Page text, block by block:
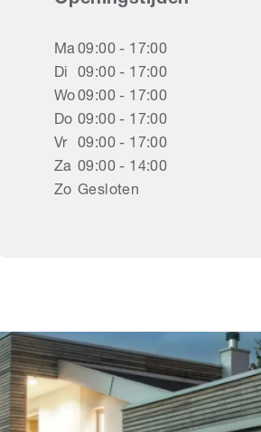
Ma09:00 - 17:00
Di
09:00 - 17:00
Wo09:00 - 17:00
Do 09:00 - 17:00
Vr
09:00 - 17:00
Za 09:00 - 14:00
Zo Gesloten